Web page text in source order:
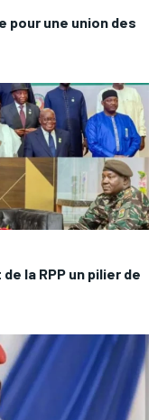
pour une union des
la RPP un pilier de